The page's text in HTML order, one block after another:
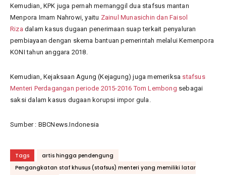
Kemudian, KPK juga pernah memanggil dua stafsus mantan
Menpora Imam Nahrowi, yaitu Zainul Munasichin dan Faisol
Riza dalam kasus dugaan penerimaan suap terkait penyaluran
pembiayaan dengan skema bantuan pemerintah melalui Kemenpora
KONI tahun anggara 2018.
Kemudian, Kejaksaan Agung (Kejagung) juga memeriksa stafsus
Menteri Perdagangan periode 2015-2016 Tom Lembong sebagai
saksi dalam kasus dugaan korupsi impor gula.
Sumber : BBCNews.Indonesia
Tags
artis hingga pendengung
Pengangkatan staf khusus (stafsus) menteri yang memiliki latar